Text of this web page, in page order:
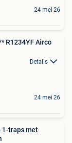
24 mei 26
Airco
Details
24 mei 26
1-traps met